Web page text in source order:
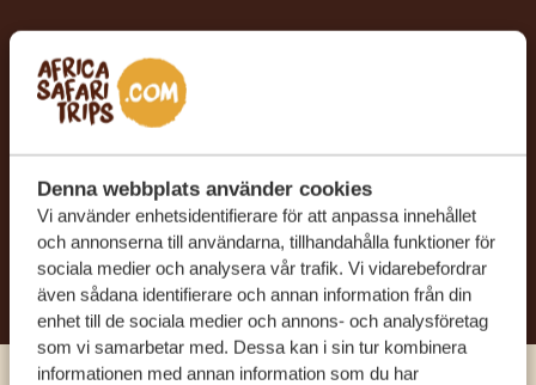
Denna webbplats använder cookies
Vi använder enhetsidentifierare för att anpassa innehållet
och annonserna till användarna, tillhandahålla funktioner för
sociala medier och analysera vår trafik. Vi vidarebefordrar
även sådana identifierare och annan information från din
enhet till de sociala medier och annons- och analysföretag
som vi samarbetar med. Dessa kan i sin tur kombinera
informationen med annan information som du har
Låt oss skräddarsy din
drömresa
BÖRJA PLANERA DIN DRÖMRESA